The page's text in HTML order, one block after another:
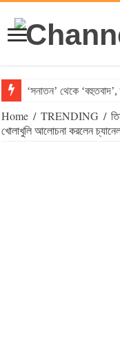
‘সনাতন’ থেকে ‘বহুতবাদ’,
Home / TRENDING /
খোলাখুলি আলোচনা করলেন